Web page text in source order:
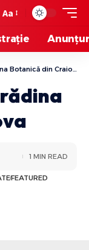
Aa
Botanică din Craiova
FEATURED
1 MIN READ